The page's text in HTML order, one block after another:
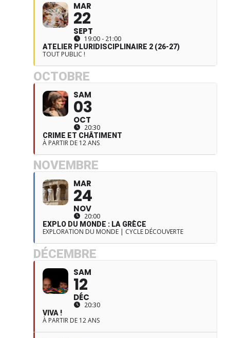
MAR
22
SEPT
19:00 - 21:00
ATELIER PLURIDISCIPLINAIRE 2 (26-27)
TOUT PUBLIC !
OCTOBRE
SAM
03
OCT
20:30
CRIME ET CHÂTIMENT
À PARTIR DE 12 ANS
NOVEMBRE
MAR
24
NOV
20:00
EXPLO DU MONDE : LA GRÈCE
EXPLORATION DU MONDE | CYCLE DÉCOUVERTE
DÉCEMBRE
SAM
12
DÉC
20:30
VIVA !
À PARTIR DE 12 ANS